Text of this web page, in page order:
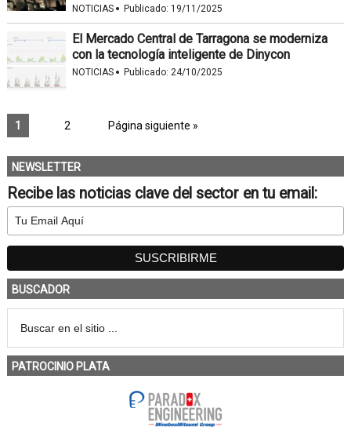
NOTICIAS · Publicado: 19/11/2025
El Mercado Central de Tarragona se moderniza
con la tecnología inteligente de Dinycon
NOTICIAS · Publicado: 24/10/2025
1 2 Página siguiente »
NEWSLETTER
Recibe las noticias clave del sector en tu email:
BUSCADOR
PATROCINIO PLATA